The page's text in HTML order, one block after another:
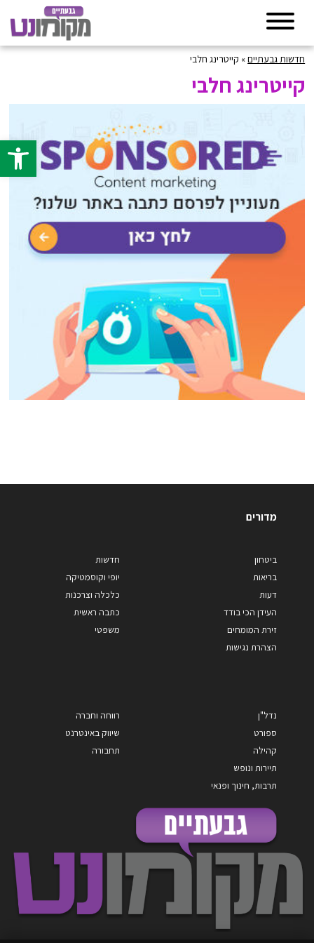
פתח
חדשות גבעתיים» קייטרינג חלבי
קייטרינג חלבי
מדורים
ביטחון
בריאות
דעות
העידן הכי בודד
זירת המומחים
הצהרת נגישות
חדשות
יופי וקוסמטיקה
כלכלה וצרכנות
כתבה ראשית
משפטי
נדל"ן
ספורט
קהילה
תיירות ונופש
תרבות, חינוך ופנאי
רווחה וחברה
שיווק באינטרנט
תחבורה